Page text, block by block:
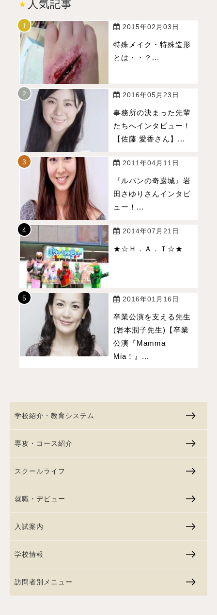
人気記事
2015年02月03日
特殊メイク・特殊造形
とは・・？...
2016年05月23日
事務所の決まった先輩
たちへインタビュー！
【佐藤 愛香さん】...
2011年04月11日
『ルパンの奇巌城』岩
田さゆりさんインタビ
ュー！...
2014年07月21日
★☆Ｈ．Ａ．Ｔ☆★
2016年01月16日
卒業公演を支える先生
(岩本潤子先生)【卒業
公演『Mamma
Mia！』...
学校紹介・教育システム
専攻・コース紹介
スクールライフ
就職・デビュー
入試案内
学校情報
訪問者別メニュー